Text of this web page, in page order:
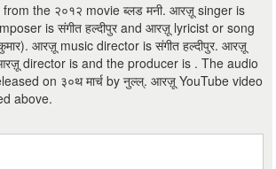
the २०१२ movie ब्लड मनी. आरज़ू singer is
is संगीत हल्दीपुर and आरज़ू lyricist or song
आरज़ू music director is संगीत हल्दीपुर. आरज़ू
director is and the producer is . The audio
on ३०थ मार्च by नुल्ल्. आरज़ू YouTube video
above.